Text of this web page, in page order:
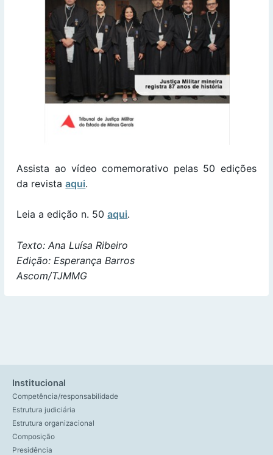
Assista ao vídeo comemorativo pelas 50 edições
da revistaaqui.
Leia a edição n. 50aqui.
Texto: Ana Luísa Ribeiro
Edição: Esperança Barros
Ascom/TJMMG
Institucional
Competência/responsabilidade
Estrutura judiciária
Estrutura organizacional
Composição
Presidência